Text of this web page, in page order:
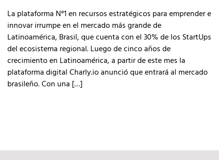
La plataforma N°1 en recursos estratégicos para emprender e
innovar irrumpe en el mercado más grande de
Latinoamérica, Brasil, que cuenta con el 30% de los StartUps
del ecosistema regional. Luego de cinco años de
crecimiento en Latinoamérica, a partir de este mes la
plataforma digital Charly.io anunció que entrará al mercado
brasileño. Con una […]